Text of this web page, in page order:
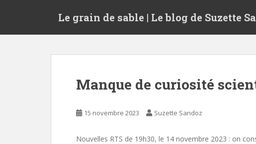
Le grain de sable | Le blog de Suzette
Manque de curiosité
15 novembre 2023 Suzette Sandoz
Nouvelles RTS de 19h30, le 14 novembre 2023 : on